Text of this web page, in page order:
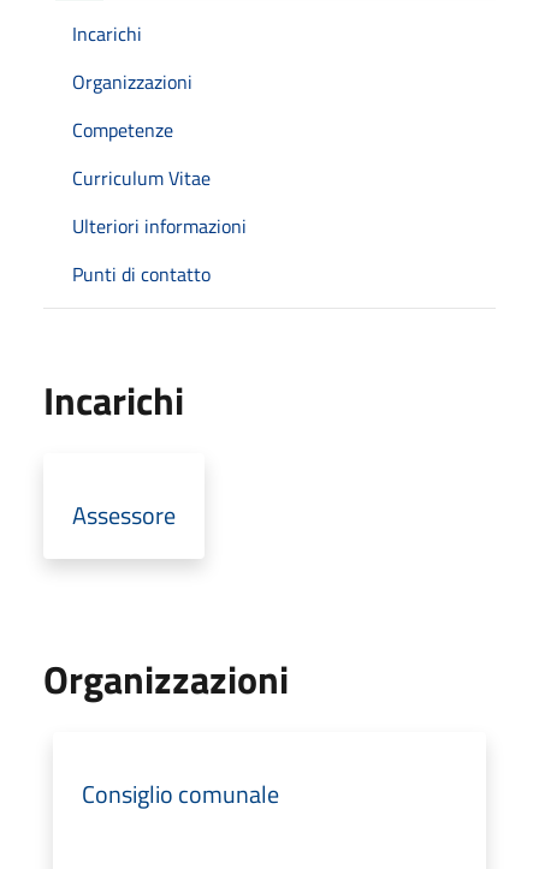
Incarichi
Organizzazioni
Competenze
Curriculum Vitae
Ulteriori informazioni
Punti di contatto
Incarichi
Assessore
Organizzazioni
Consiglio comunale